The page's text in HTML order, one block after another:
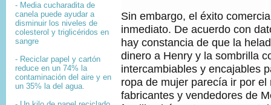
- Media cucharadita de
canela puede ayudar a
disminuir los niveles de
colesterol y triglicéridos en
sangre
- Reciclar papel y cartón
reduce en un 74% la
contaminación del aire y en
un 35% la del agua.
Sin embargo, el éxito
inmediato. De acuerdo con
hay constancia de que la
dinero a Henry y la sombrilla
intercambiables y encajables
ropa de mujer parecía ir por
fabricantes y vendedores de